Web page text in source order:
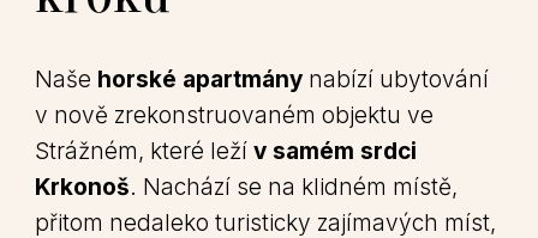
Naše horské apartmány nabízí ubytování
v nově zrekonstruovaném objektu ve
Strážném, které ležív samém srdci
Krkonoš. Nachází se na klidném místě,
přitom nedaleko turisticky zajímavých míst,